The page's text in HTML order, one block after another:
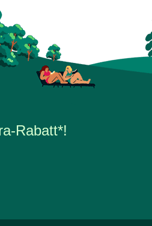
Rabatt*!